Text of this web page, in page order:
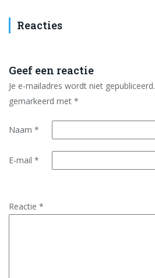
Reacties
Geef een reactie
Je e-mailadres wordt niet gepubliceerd.
gemarkeerd met *
Naam *
E-mail *
Reactie *